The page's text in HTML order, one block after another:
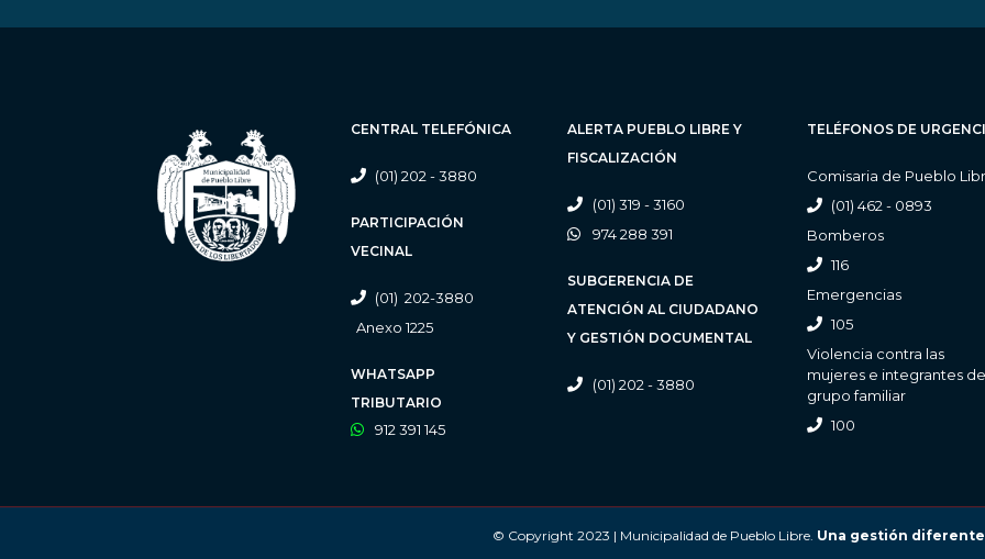
CENTRAL TELEFÓNICA
(01) 202 - 3880
PARTICIPACIÓN
VECINAL
(01) 202-3880
Anexo 1225
WHATSAPP
TRIBUTARIO
912 391 145
ALERTA PUEBLO LIBRE Y
FISCALIZACIÓN
(01) 319 - 3160
974 288 391
SUBGERENCIA DE
ATENCIÓN AL CIUDADANO
Y GESTIÓN DOCUMENTAL
(01) 202 - 3880
TELÉFONOS DE
Comisaria de Pueblo
(01) 462 - 0893
Bomberos
116
Emergencias
105
Violencia contra las
mujeres e integrantes
grupo familiar
100
© Copyright 2023 | Municipalidad de Pueblo Libre. Una gestión diferente